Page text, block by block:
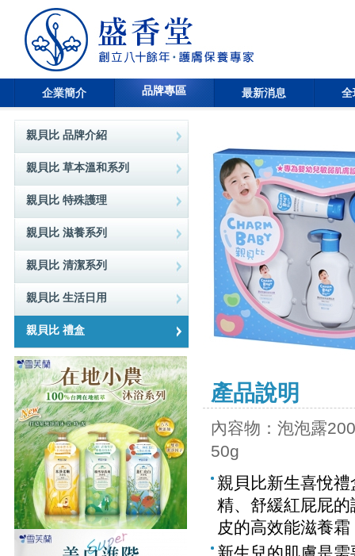
企業簡介 品牌專區 最新消息 全
親貝比 品牌介紹
親貝比 草本溫和系列
親貝比 特殊護理
親貝比 滋養系列
親貝比 清潔系列
親貝比 生活日用
親貝比 禮盒
產品說明
內容物： 泡泡露
50g
親貝比新生喜悅
精、舒緩紅屁屁
皮的高效能滋養霜